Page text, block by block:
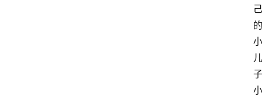
己
的
小
儿
子
小